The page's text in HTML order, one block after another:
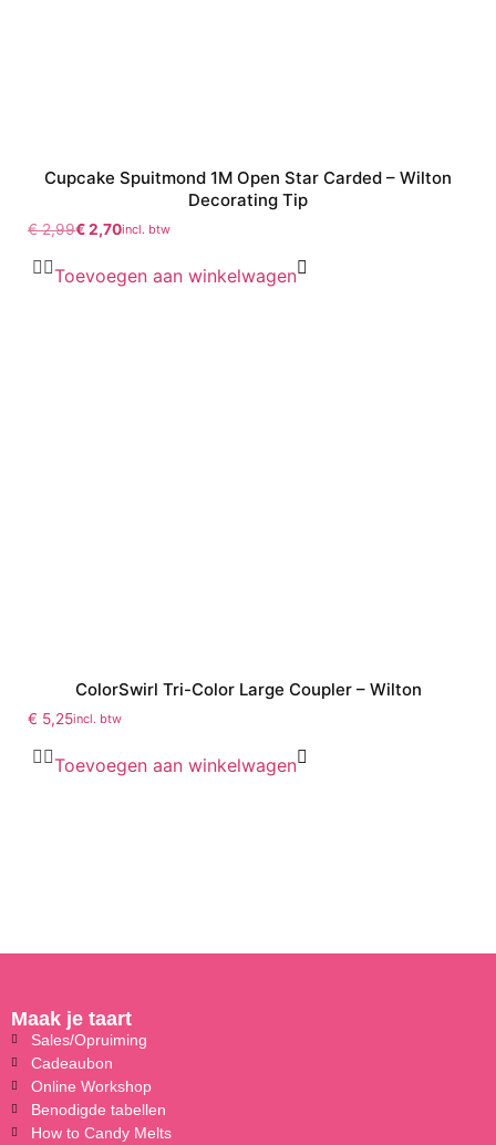
Cupcake Spuitmond 1M Open Star Carded – Wilton
Decorating Tip
€2,99€2,70incl. btw
Toevoegen aan winkelwagen
ColorSwirl Tri-Color Large Coupler – Wilton
€ 5,25incl. btw
Toevoegen aan winkelwagen
Maak je taart
Sales/Opruiming
Cadeaubon
Online Workshop
Benodigde tabellen
How to Candy Melts